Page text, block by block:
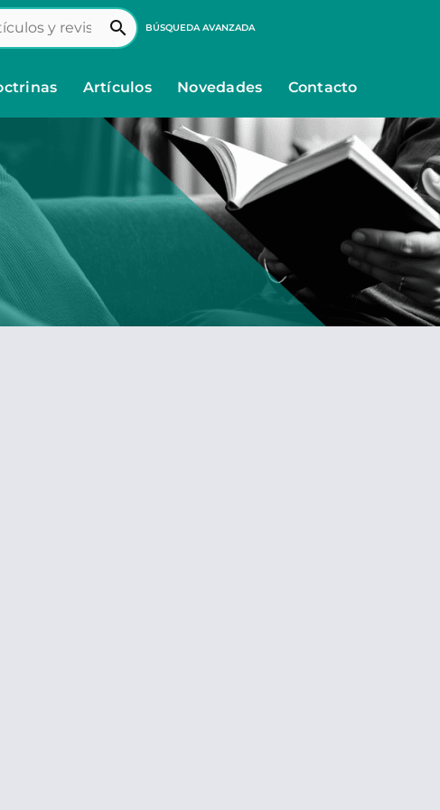
search BÚSQUEDA AVANZADA
Artículos Novedades Contacto